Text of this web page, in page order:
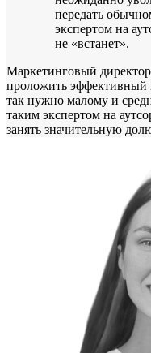
передать
экспертом на
не «встанет».
Маркетинговый
проложить эффективный
так нужно малому и
таким экспертом на
занять значительную